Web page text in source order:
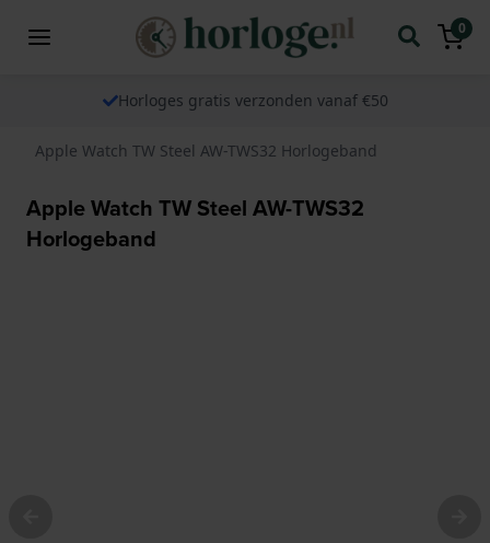
0
Horloges gratis verzonden vanaf €50
Apple Watch TW Steel AW-TWS32 Horlogeband
Apple Watch TW Steel AW-TWS32
Horlogeband